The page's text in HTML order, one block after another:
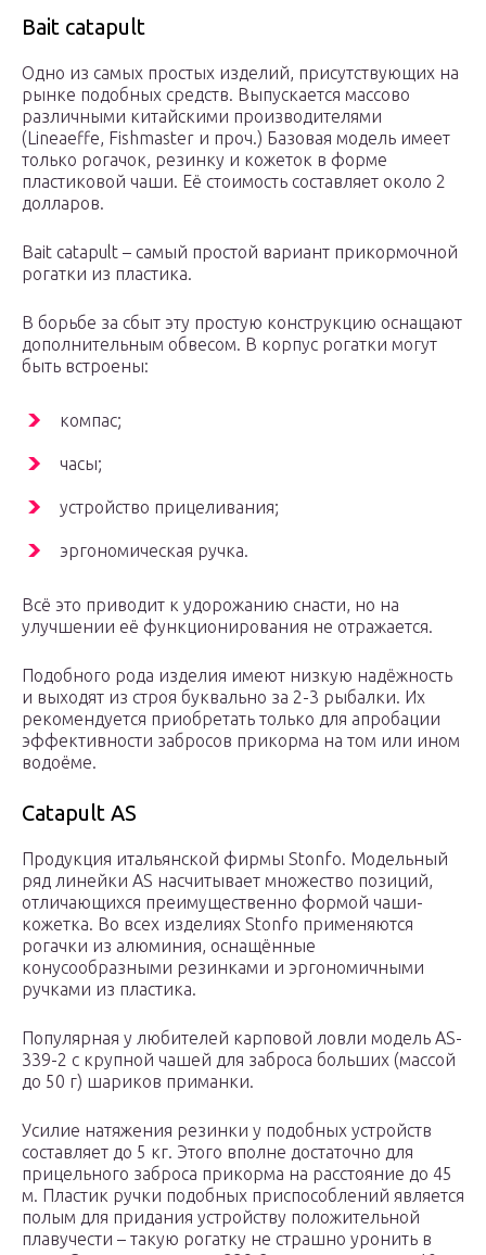
Bait catapult
Одно из самых простых изделий, присутствующих на
рынке подобных средств. Выпускается массово
различными китайскими производителями
(Lineaeffe, Fishmaster и проч.) Базовая модель имеет
только рогачок, резинку и кожеток в форме
пластиковой чаши. Её стоимость составляет около 2
долларов.
Bait catapult – самый простой вариант прикормочной
рогатки из пластика.
В борьбе за сбыт эту простую конструкцию оснащают
дополнительным обвесом. В корпус рогатки могут
быть встроены:
компас;
часы;
устройство прицеливания;
эргономическая ручка.
Всё это приводит к удорожанию снасти, но на
улучшении её функционирования не отражается.
Подобного рода изделия имеют низкую надёжность
и выходят из строя буквально за 2-3 рыбалки. Их
рекомендуется приобретать только для апробации
эффективности забросов прикорма на том или ином
водоёме.
Catapult AS
Продукция итальянской фирмы Stonfo. Модельный
ряд линейки AS насчитывает множество позиций,
отличающихся преимущественно формой чаши-
кожетка. Во всех изделиях Stonfo применяются
рогачки из алюминия, оснащённые
конусообразными резинками и эргономичными
ручками из пластика.
Популярная у любителей карповой ловли модель AS-
339-2 c крупной чашей для заброса больших (массой
до 50 г) шариков приманки.
Усилие натяжения резинки у подобных устройств
составляет до 5 кг. Этого вполне достаточно для
прицельного заброса прикорма на расстояние до 45
м. Пластик ручки подобных приспособлений является
полым для придания устройству положительной
плавучести – такую рогатку не страшно уронить в